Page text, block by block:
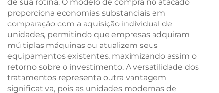
de sua rotina. O modelo de compra no atacado
proporciona economias substanciais em
comparação com a aquisição individual de
unidades, permitindo que empresas adquiram
múltiplas máquinas ou atualizem seus
equipamentos existentes, maximizando assim o
retorno sobre o investimento. A versatilidade dos
tratamentos representa outra vantagem
significativa, pois as unidades modernas de